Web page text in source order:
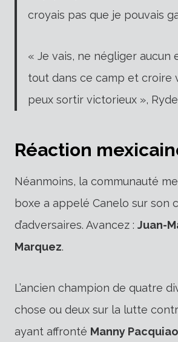
croyais pas que je pouvais
« Je vais, ne négliger aucun
tout dans ce camp et croire
peux sortir victorieux »,
Réaction
Néanmoins, la communauté
boxe a appelé Canelo sur son
d’adversaires. Avancez : Juan-
Marquez.
L’ancien champion de quatre
chose ou deux sur la lutte
ayant affronté Manny Pacquiao